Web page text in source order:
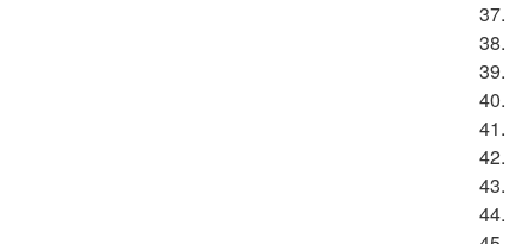
37.
38.
39.
40.
41.
42.
43.
44.